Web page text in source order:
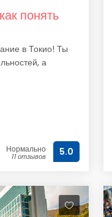
понять
в Токио! Ты
а
Нормально
11 отзывов 5.0